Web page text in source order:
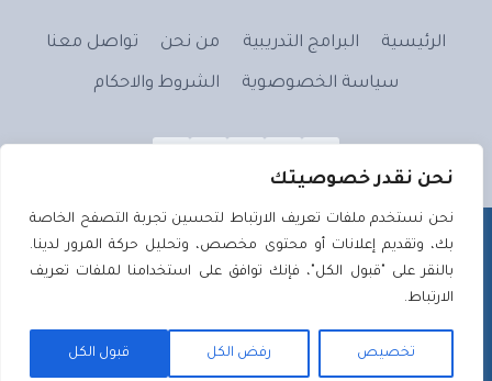
نحن نقدر خصوصيتك
نحن نستخدم ملفات تعريف الارتباط لتحسين تجربة التصفح الخاصة
بك، وتقديم إعلانات أو محتوى مخصص، وتحليل حركة المرور لدينا.
بالنقر على "قبول الكل"، فإنك توافق على استخدامنا لملفات تعريف
الارتباط.
تخصيص رفض الكل قبول الكل
الرئيسية البرامج التدريبية من نحن تواصل معنا
سياسة الخصوصوية الشروط والاحكام
تصميم وتطويرتصميم ويب | Tassmeemweb